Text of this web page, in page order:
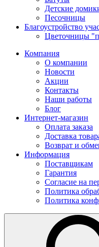
Детские
Песочницы
Благоустройство
Цветочницы
Компания
О компании
Новости
Акции
Контакты
Наши работы
Блог
Интернет-магазин
Оплата заказа
Доставка
Возврат и
Информация
Поставщикам
Гарантия
Согласие на
Политика
Политика